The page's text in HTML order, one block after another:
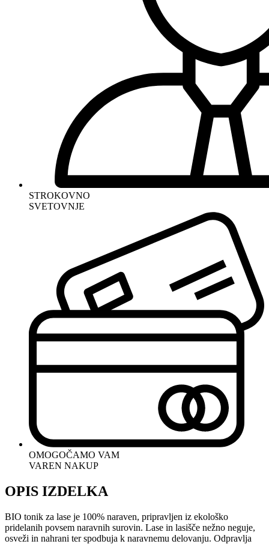
STROKOVNO
SVETOVNJE
OMOGOČAMO VAM
VAREN NAKUP
OPIS IZDELKA
BIO tonik za lase je 100% naraven, pripravljen iz ekološko
pridelanih povsem naravnih surovin. Lase in lasišče nežno neguje,
osveži in nahrani ter spodbuja k naravnemu delovanju. Odpravlja